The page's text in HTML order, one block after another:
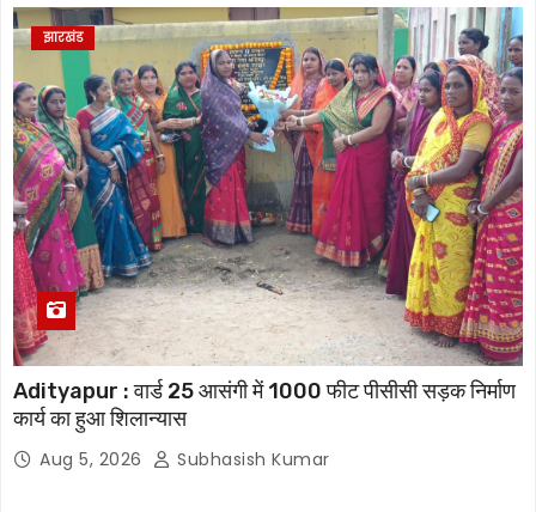
झारखंड
Adityapur : वार्ड 25 आसंगी में 1000 फीट पीसीसी सड़क निर्माण
कार्य का हुआ शिलान्यास
Aug 5, 2026 Subhasish Kumar